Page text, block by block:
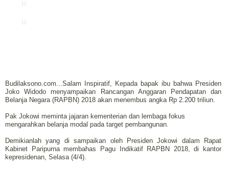
Budilaksono.com...Salam Inspiratif, Kepada bapak ibu bahwa Presiden
Joko Widodo menyampaikan Rancangan Anggaran Pendapatan dan
Belanja Negara (RAPBN) 2018 akan menembus angka Rp 2.200 triliun.
Pak Jokowi meminta jajaran kementerian dan lembaga fokus
mengarahkan belanja modal pada target pembangunan.
Demikianlah yang di sampaikan oleh Presiden Jokowi dalam Rapat
Kabinet Paripurna membahas Pagu Indikatif RAPBN 2018, di kantor
kepresidenan, Selasa (4/4).